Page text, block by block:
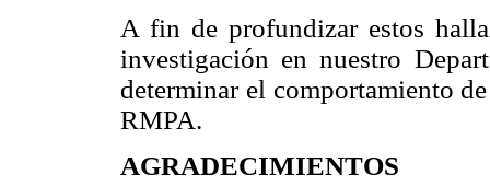
A fin de profundizar estos
investigación en nuestro
determinar el comportamiento
RMPA.
AGRADECIMIENTOS